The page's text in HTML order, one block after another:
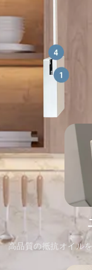
高品質の抵抗オイル